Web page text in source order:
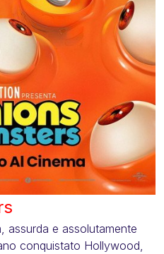
assurda e assolutamente
conquistato Hollywood,